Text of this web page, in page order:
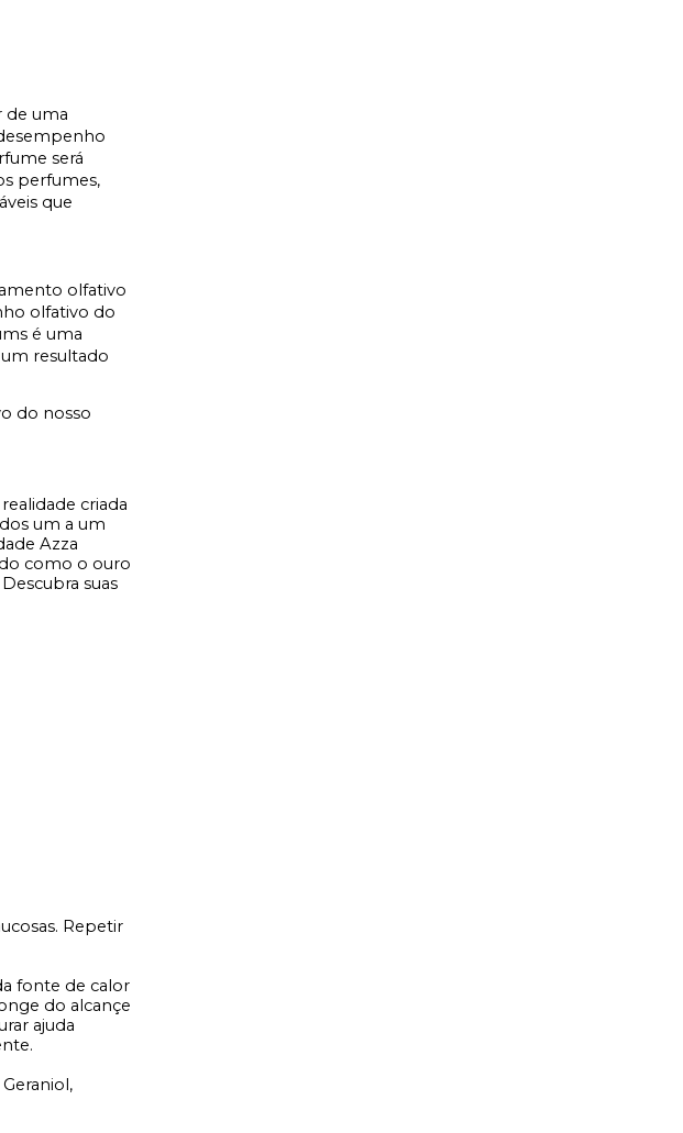
de uma
será
perfumes,
que
olfativo
olfativo do
é uma
resultado
do nosso
criada
um a um
Azza
como o ouro
suas
Repetir
fonte de calor
do alcançe
ajuda